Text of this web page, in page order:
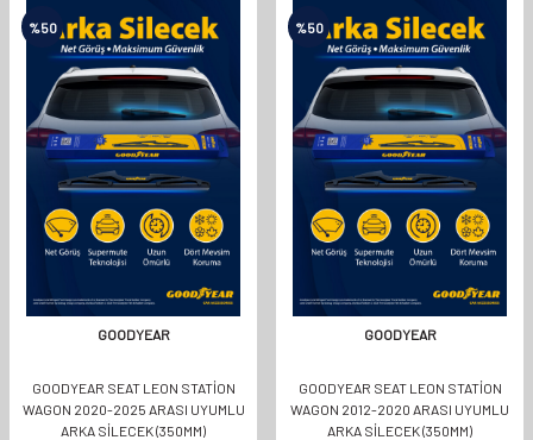
%50
GOODYEAR
GOODYEAR SEAT LEON STATION
WAGON 2020-2025 ARASI UYUMLU
ARKA SILECEK (350MM)
%50
GOODYEAR
GOODYEAR SEAT LEON STATION
WAGON 2012-2020 ARASI UYUMLU
ARKA SILECEK (350MM)